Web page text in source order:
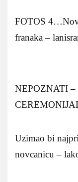
FOTOS 4…Nov
franaka –
NEPOZNATI
Uzimao bi
novcanicu –